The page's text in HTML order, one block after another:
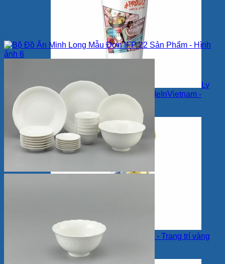
×
Ly
Sứ Dưỡng Sinh - #ProudlyMadeInVietnam -
StayHome
173,880VNĐ
Chuột Quý 24 cm – Sen Cobalt - Trang trí vàng
24K
2,992,000